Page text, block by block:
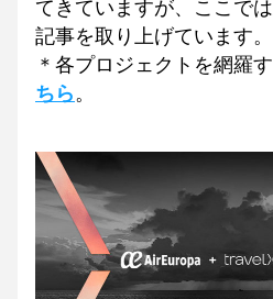
てきていますが、ここで
記事を取り上げています。
＊各プロジェクトを網羅
ちら。